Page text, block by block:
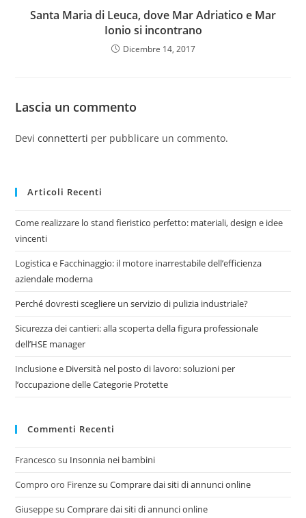
Santa Maria di Leuca, dove Mar Adriatico e Mar
Ionio si incontrano
Dicembre 14, 2017
Lascia un commento
Deviconnetterti per pubblicare un commento.
Articoli Recenti
Come realizzare lo stand fieristico perfetto: materiali, design e idee
vincenti
Logistica e Facchinaggio: il motore inarrestabile dell’efficienza
aziendale moderna
Perché dovresti scegliere un servizio di pulizia industriale?
Sicurezza dei cantieri: alla scoperta della figura professionale
dell’HSE manager
Inclusione e Diversità nel posto di lavoro: soluzioni per
l’occupazione delle Categorie Protette
Commenti Recenti
Francesco su Insonnia nei bambini
Compro oro FirenzesuComprare dai siti di annunci online
GiuseppesuComprare dai siti di annunci online